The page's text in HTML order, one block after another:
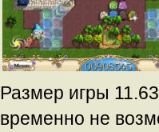
Размер игры
временно не